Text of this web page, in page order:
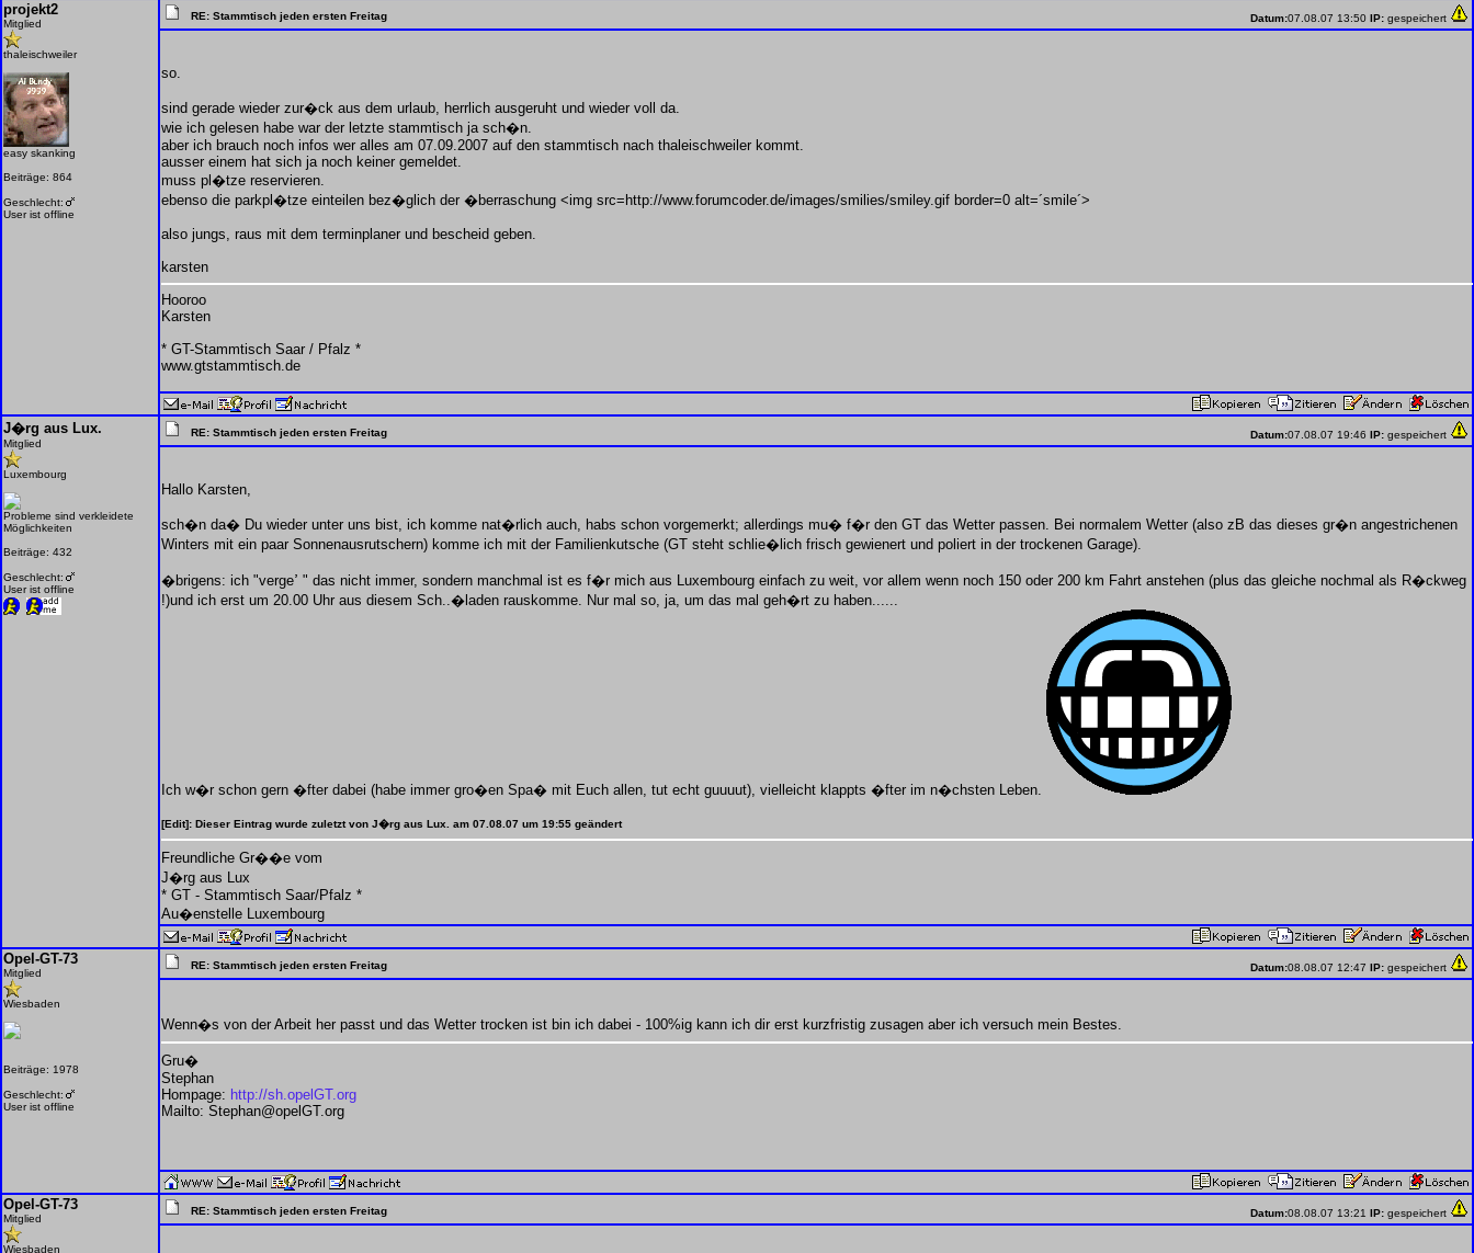
projekt2
Mitglied
thaleischweiler
easy skanking
Beiträge: 864
Geschlecht:
User ist offline
RE: Stammtisch jeden ersten Freitag Datum:07.08.07 13:50 IP: gespeichert
so.
sind gerade wieder zur�ck aus dem urlaub, herrlich ausgeruht und wieder voll da.
wie ich gelesen habe war der letzte stammtisch ja sch�n.
aber ich brauch noch infos wer alles am 07.09.2007 auf den stammtisch nach thaleischweiler kommt.
ausser einem hat sich ja noch keiner gemeldet.
muss pl�tze reservieren.
ebenso die parkpl�tze einteilen bez�glich der �berraschung <img src=http://www.forumcoder.de/images/smilies/smiley.gif border=0 alt=´smile´>
also jungs, raus mit dem terminplaner und bescheid geben.
karsten
Hooroo
Karsten
* GT-Stammtisch Saar / Pfalz *
www.gtstammtisch.de
J�rg aus Lux.
Mitglied
Luxembourg
Probleme sind verkleidete
Möglichkeiten
Beiträge: 432
Geschlecht:
User ist offline
RE: Stammtisch jeden ersten Freitag Datum:07.08.07 19:46 IP: gespeichert
Hallo Karsten,
sch�n da� Du wieder unter uns bist, ich komme nat�rlich auch, habs schon vorgemerkt; allerdings mu� f�r den GT das Wetter passen. Bei normalem Wetter (also zB das dieses gr�n angestrichenen
Winters mit ein paar Sonnenausrutschern) komme ich mit der Familienkutsche (GT steht schlie�lich frisch gewienert und poliert in der trockenen Garage).
�brigens: ich "vergeߴ " das nicht immer, sondern manchmal ist es f�r mich aus Luxembourg einfach zu weit, vor allem wenn noch 150 oder 200 km Fahrt anstehen (plus das gleiche nochmal als R�ckweg
!)und ich erst um 20.00 Uhr aus diesem Sch..�laden rauskomme. Nur mal so, ja, um das mal geh�rt zu haben......
Ich w�r schon gern �fter dabei (habe immer gro�en Spa� mit Euch allen, tut echt guuuut), vielleicht klappts �fter im n�chsten Leben.
[Edit]: Dieser Eintrag wurde zuletzt von J�rg aus Lux. am 07.08.07 um 19:55 geändert
Freundliche Gr��e vom
J�rg aus Lux
* GT - Stammtisch Saar/Pfalz *
Au�enstelle Luxembourg
Opel-GT-73
Mitglied
Wiesbaden
Beiträge: 1978
Geschlecht:
User ist offline
RE: Stammtisch jeden ersten Freitag Datum:08.08.07 12:47 IP: gespeichert
Wenn�s von der Arbeit her passt und das Wetter trocken ist bin ich dabei - 100%ig kann ich dir erst kurzfristig zusagen aber ich versuch mein Bestes.
Gru�
Stephan
Hompage: http://sh.opelGT.org
Mailto: Stephan@opelGT.org
Opel-GT-73
Mitglied
Wiesbaden
RE: Stammtisch jeden ersten Freitag Datum:08.08.07 13:21 IP: gespeichert